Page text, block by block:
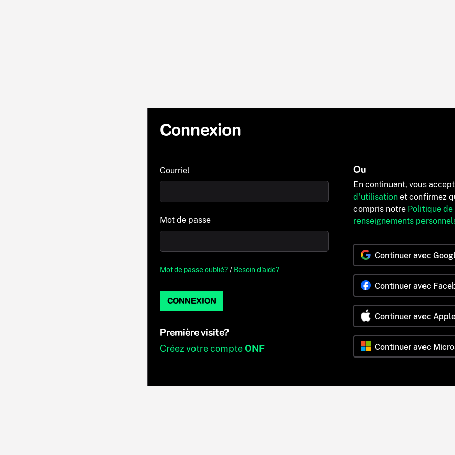
Connexion
Courriel
Mot de passe
Mot de passe oublié?/ Besoin d'aide?
CONNEXION
Première visite?
Créez votre compteONF
Ou
En continuant, vous
d'utilisation et confirmez
compris notre Politique
renseignements
Continuer avec
Continuer avec
Continuer avec
Continuer avec